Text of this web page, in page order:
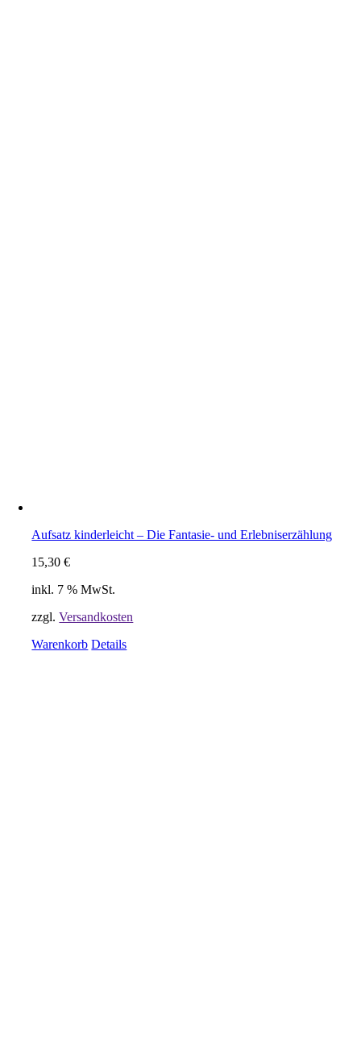
Aufsatz kinderleicht – Die Fantasie- und Erlebniserzählung
15,30€
inkl. 7 % MwSt.
zzgl.Versandkosten
Warenkorb Details